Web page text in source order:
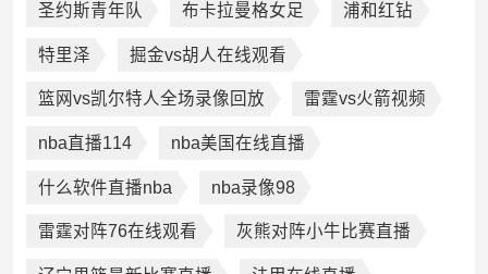
圣约斯青年队 布卡拉曼格女足 浦和红钻
特里泽 掘金vs胡人在线观看
篮网vs凯尔特人全场录像回放 雷霆vs火箭视频
nba直播114 nba美国在线直播
什么软件直播nba nba录像98
雷霆对阵76在线观看 灰熊对阵小牛比赛直播